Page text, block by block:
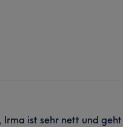
ist sehr nett und